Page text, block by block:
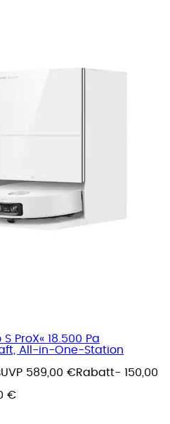
ProX« 18.500 Pa
All-in-One-Station
UVP 589,00 €Rabatt- 150,00
€